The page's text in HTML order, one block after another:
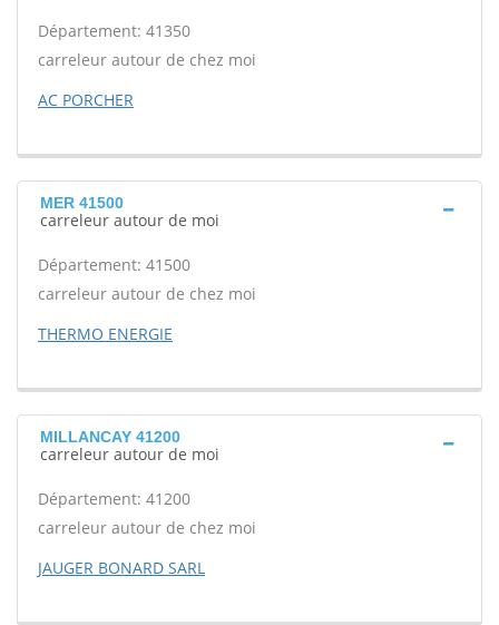
Département: 41350
carreleur autour de chez moi
AC PORCHER
MER 41500
carreleur autour de moi
Département: 41500
carreleur autour de chez moi
THERMO ENERGIE
MILLANCAY 41200
carreleur autour de moi
Département: 41200
carreleur autour de chez moi
JAUGER BONARD SARL